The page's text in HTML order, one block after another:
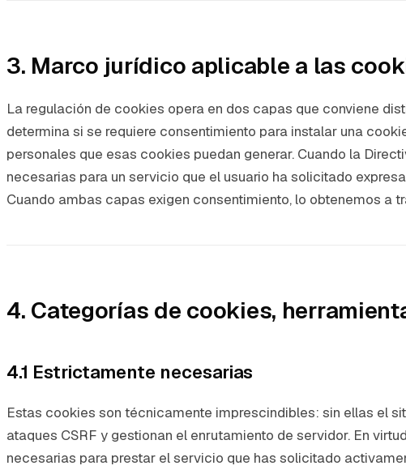
3. Marco jurídico aplicable a las
La regulación de cookies opera en dos capas que conviene
determina si se requiere consentimiento para instalar una
personales que esas cookies puedan generar. Cuando la
necesarias para un servicio que el usuario ha solicitado
Cuando ambas capas exigen consentimiento, lo obtenemos a
4. Categorías de cookies,
4.1 Estrictamente necesarias
Estas cookies son técnicamente imprescindibles: sin ellas el
ataques CSRF y gestionan el enrutamiento de servidor. En
necesarias para prestar el servicio que has solicitado